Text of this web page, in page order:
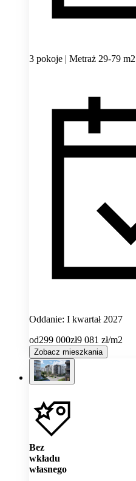
3 pokoje | Metraż 29-79 m2
Oddanie: I kwartał 2027
od299 000zł9 081 zł/m2
Zobacz mieszkania
Bez
wkładu
własnego